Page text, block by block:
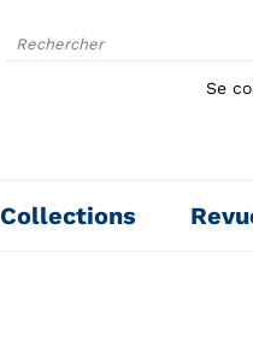
Se
Collections